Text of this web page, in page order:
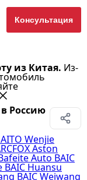
Консультация
из Китая. Из-
Россию
AITO Wenjie
Aston
Auto BAIC
BAIC Huansu
BAIC Weiwang